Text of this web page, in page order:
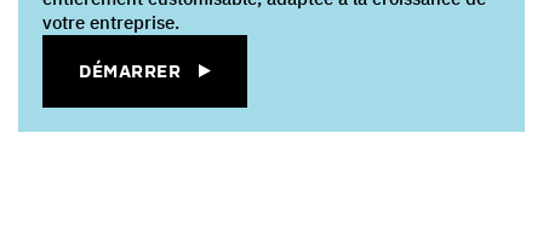
votre entreprise.
DÉMARRER